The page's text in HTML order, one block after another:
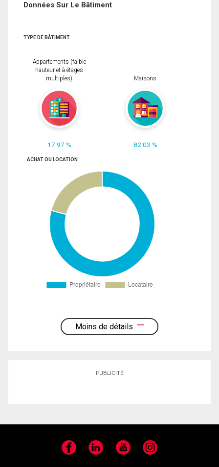
Données Sur Le Bâtiment
TYPE DE BÂTIMENT
Appartements (faible
hauteur et à étages
multiples)
17.97 %
Maisons
82.03 %
ACHAT OU LOCATION
Moins de détails
PUBLICITÉ
Facebook LinkedIn YouTube Instagram